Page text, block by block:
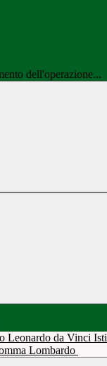
dell'operazione...
Lombardo